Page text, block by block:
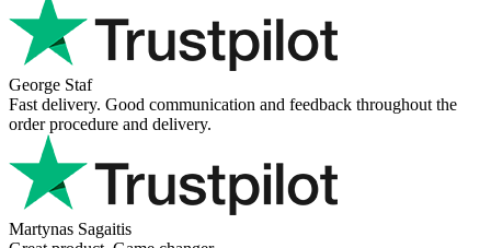
George Staf
Fast delivery. Good communication and feedback throughout the
order procedure and delivery.
Martynas Sagaitis